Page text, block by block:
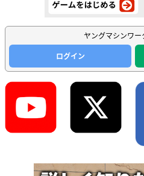
ヤングマシンワー
ログイン